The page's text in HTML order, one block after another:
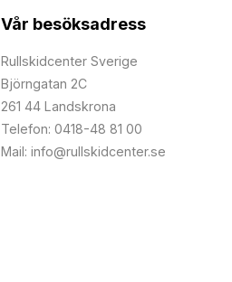
Vår besöksadress
Rullskidcenter Sverige
Björngatan 2C
261 44 Landskrona
Telefon: 0418-48 81 00
Mail: info@rullskidcenter.se